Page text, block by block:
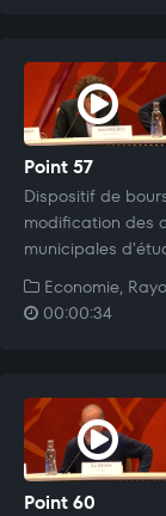
Point 57
Dispositif de
modification des
municipales
Economie,
00:00:34
Point 60